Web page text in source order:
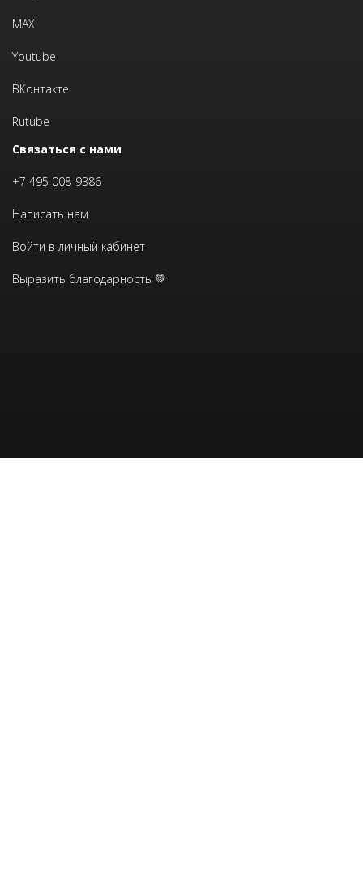
MAX
Youtube
ВКонтакте
Rutube
Связаться с нами
+7 495 008-9386
Написать нам
Войти в личный кабинет
Выразить благодарность 💚